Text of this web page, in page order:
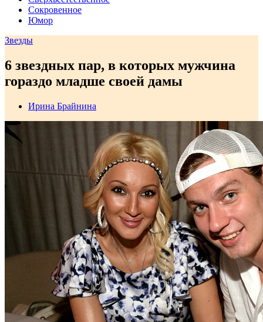
Сокровенное
Юмор
Звезды
6 звездных пар, в которых мужчина
гораздо младше своей дамы
Ирина Брайнина